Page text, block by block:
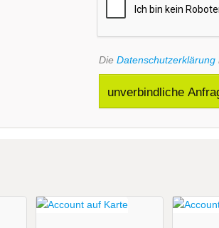
DieDatenschutzerklärung
unverbindliche